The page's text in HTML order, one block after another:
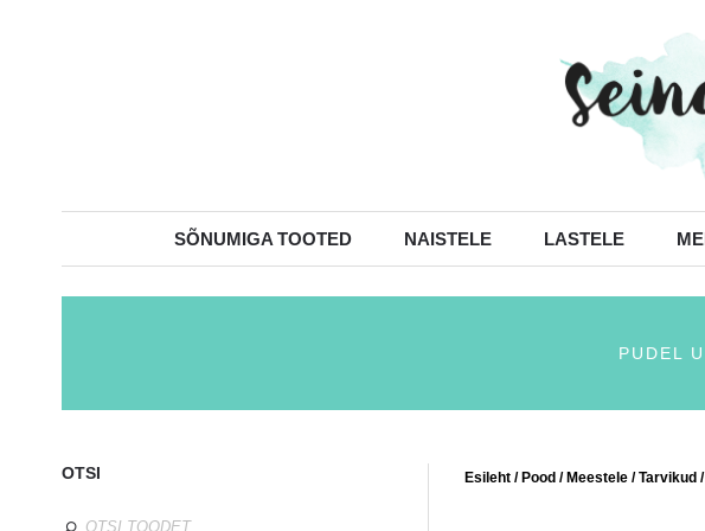
SÕNUMIGA TOOTED NAISTELE LASTELE
PUDEL
Esileht /Pood /Meestele /Tarvikud
OTSI